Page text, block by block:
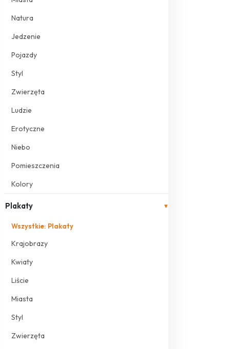
Natura
Jedzenie
Pojazdy
Styl
Zwierzęta
Ludzie
Erotyczne
Niebo
Pomieszczenia
Kolory
Plakaty ▾
Wszystkie: Plakaty
Krajobrazy
Kwiaty
Liście
Miasta
Styl
Zwierzęta